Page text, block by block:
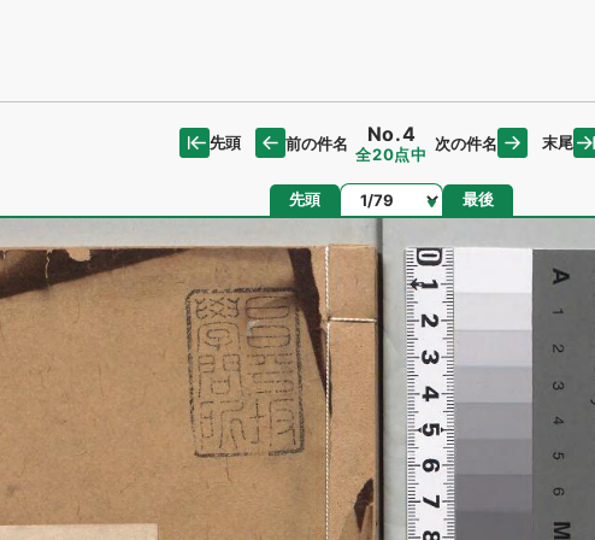
先頭 前の件名 No.4
全20点中
次の件名 末尾
先頭 ページ 最後